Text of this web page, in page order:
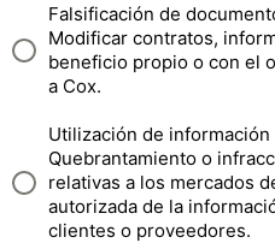
Falsificación de
Modificar contratos,
beneficio propio o con el
a Cox.
Utilización de
Quebrantamiento o
relativas a los mercados
autorizada de la
clientes o proveedores.